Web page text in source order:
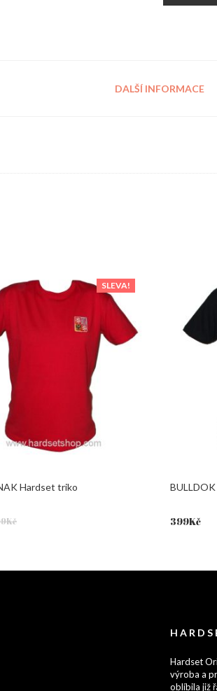
DALŠÍ INFORMACE
SLEVA!
Hardset triko
Kč 399Kč
Hardset
výroba a
oblíbila již